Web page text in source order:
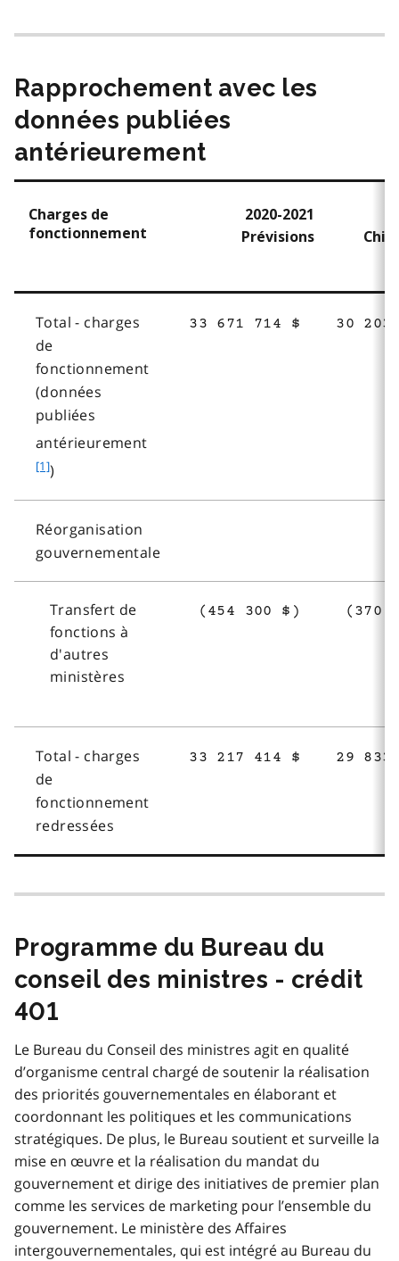
Rapprochement avec les
données publiées
antérieurement
Charges de
fonctionnement
2020-2021
Prévisions
Total - charges
de
fonctionnement
(données
publiées
antérieurement
o
[1])
33 671 714 $ 30 203
Réorganisation
gouvernementale
Transfert de
fonctions à
d'autres
ministères
(454 300 $) (370
Total - charges
de
fonctionnement
redressées
33 217 414 $ 29 833
Programme du Bureau du
conseil des ministres - crédit
401
Le Bureau du Conseil des ministres agit en qualité
d’organisme central chargé de soutenir la réalisation
des priorités gouvernementales en élaborant et
coordonnant les politiques et les communications
stratégiques. De plus, le Bureau soutient et surveille la
mise en œuvre et la réalisation du mandat du
gouvernement et dirige des initiatives de premier plan
comme les services de marketing pour l’ensemble du
gouvernement. Le ministère des Affaires
intergouvernementales, qui est intégré au Bureau du